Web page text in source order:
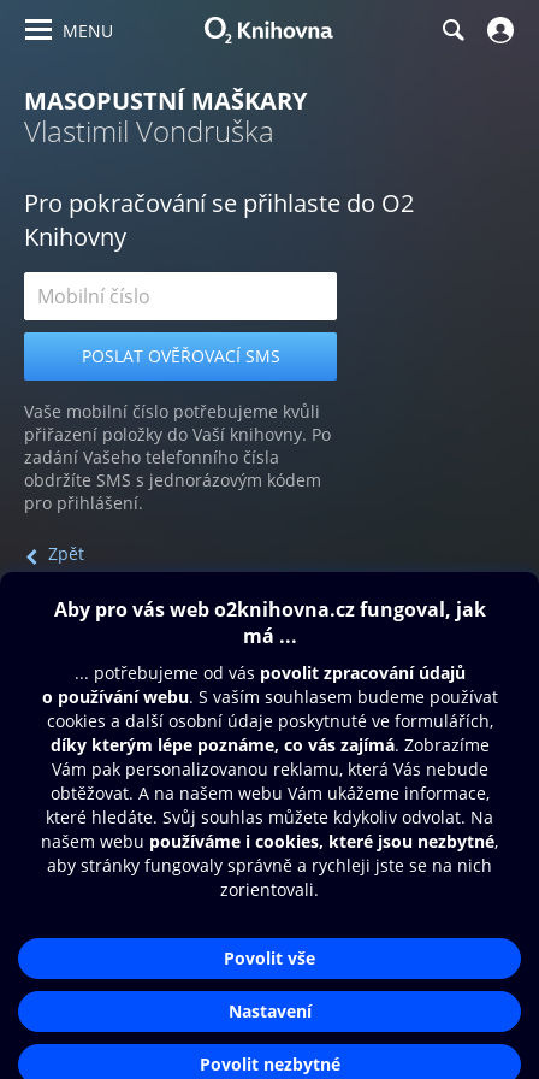
MENU
MASOPUSTNÍ MAŠKARY
Vlastimil Vondruška
Pro pokračování se přihlaste do O2
Knihovny
Vaše mobilní číslo potřebujeme kvůli
přiřazení položky do Vaší knihovny. Po
zadání Vašeho telefonního čísla
obdržíte SMS s jednorázovým kódem
pro přihlášení.
Zpět
Obsah ke stažení
Moje O2 Knihovna
Další zábava
© O2 Czech Republic a.s.
Přístupnost
Zásady zpracování osobních údajů
Nastavení cookies
Aplikace O2 Knihovna
Čti a poslouchej své e-knihy a
audioknihy rychleji a pohodlněji.